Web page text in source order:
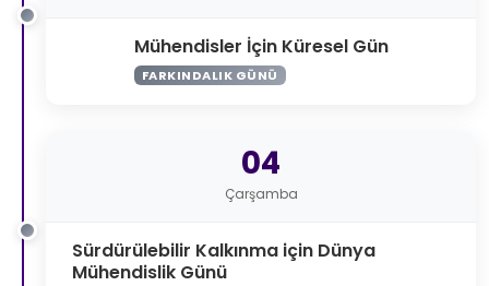
Mühendisler İçin Küresel Gün
FARKINDALIK GÜNÜ
04
Çarşamba
Sürdürülebilir Kalkınma için Dünya
Mühendislik Günü